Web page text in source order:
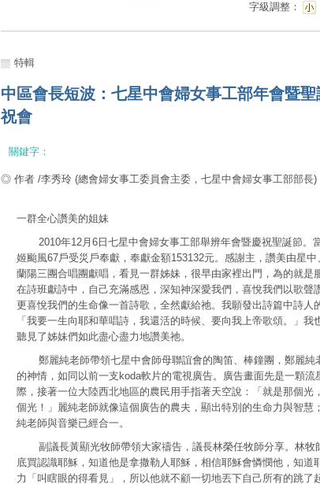
字級調整：
特輯
中區會長短波：七星中會婦女事工部年會暨
祝會
關鍵字：
◎ 作者 /李秀玲 (總會婦女事工委員會主委，七星中會婦女事工部部長)
一群全心讚美的姐妹
2010年12月6日七星中會婦女事工部舉辨年會暨慶祝聖誕節。
姬颱風67戶受災戶奉獻，奉獻金額153132元。感謝主，讚美由星中
蘭陽三團合唱團獻唱，看見一群姊妹，很早由家裡出門，為的就是
在詩班獻詩中，自己充滿感恩，深知神深愛我們，喜悅我們以歌聲
更喜悅我們的生命像一首詩歌，全然獻給祂。我願發出詩篇中詩人
「我要一生向耶和華唱詩，我還活的時候、要向我上帝歌頌。」我
聽見了姊妹們如此盡心盡力地讚美祂。
鄭麗純老師帶領七星中會師母聯誼會的陶笛、棒鐘團，鄭麗純
的神情，如同以前一支koda軟片的電視廣告。廣告畫面先是一顆流
際，接著一位大陸西北地區的農民用手指著天空說：「就是那個光
個光！」麗純老師就像這個廣告的農夫，顯出特別的生命力與智慧
純老師與音樂已經合一。
副議長黃顯光牧師帶領大家禱告，議長林榮任牧師分享。林牧
底買認識耶穌，知道他是拿撒勒人耶穌，相信耶穌會憐憫他，知道
力「叫瞎眼的得看見」，所以他就不顧一切地丟下自己所有的跳了